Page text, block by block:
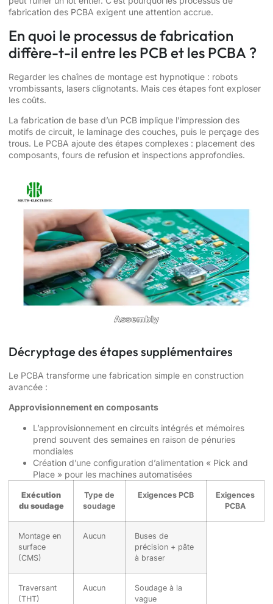
fabrication des PCBA exigent une attention accrue.
En quoi le processus de fabrication
diffère-t-il entre les PCB et les PCBA ?
Regarder les chaînes de montage est hypnotique : robots
vrombissants, lasers clignotants. Mais ces étapes font exploser
les coûts.
La fabrication de base d’un PCB implique l’impression des
motifs de circuit, le laminage des couches, puis le perçage des
trous. Le PCBA ajoute des étapes complexes : placement des
composants, fours de refusion et inspections approfondies.
Décryptage des étapes supplémentaires
Le PCBA transforme une fabrication simple en construction
avancée :
Approvisionnement en composants
L’approvisionnement en circuits intégrés et mémoires
prend souvent des semaines en raison de pénuries
mondiales
Création d’une configuration d’alimentation « Pick and
Place » pour les machines automatisées
Exécution
du soudage
Type de
soudage
Exigences PCB
Exigences
PCBA
Montage en
surface
(CMS)
Aucun
Buses de
précision + pâte
à braser
Traversant
(THT)
Aucun
Soudage à la
vague